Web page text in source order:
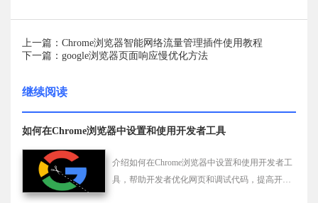
上一篇：Chrome浏览器智能网络流量管理插件使用教程
下一篇：google浏览器页面响应慢优化方法
继续阅读
如何在Chrome浏览器中设置和使用开发者工具
介绍如何在Chrome浏览器中设置和使用开发者工
具，帮助开发者优化网页和调试代码，提高开发